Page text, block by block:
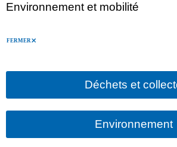
Environnement et mobilité
FERMER
Déchets et
Environnement